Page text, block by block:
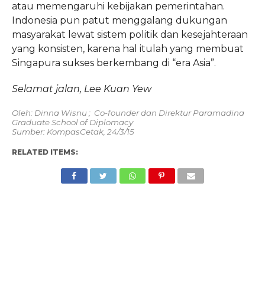
atau memengaruhi kebijakan pemerintahan.
Indonesia pun patut menggalang dukungan
masyarakat lewat sistem politik dan kesejahteraan
yang konsisten, karena hal itulah yang membuat
Singapura sukses berkembang di “era Asia”.
Selamat jalan, Lee Kuan Yew
Oleh: Dinna Wisnu; Co-founder dan Direktur Paramadina
Graduate School of Diplomacy
Sumber: KompasCetak, 24/3/15
RELATED ITEMS: